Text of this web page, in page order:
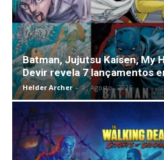
Batman, Jujutsu Kaisen, My
Devir revela 7 lançamentos
Helder Archer - 4 , Agosto , 2026